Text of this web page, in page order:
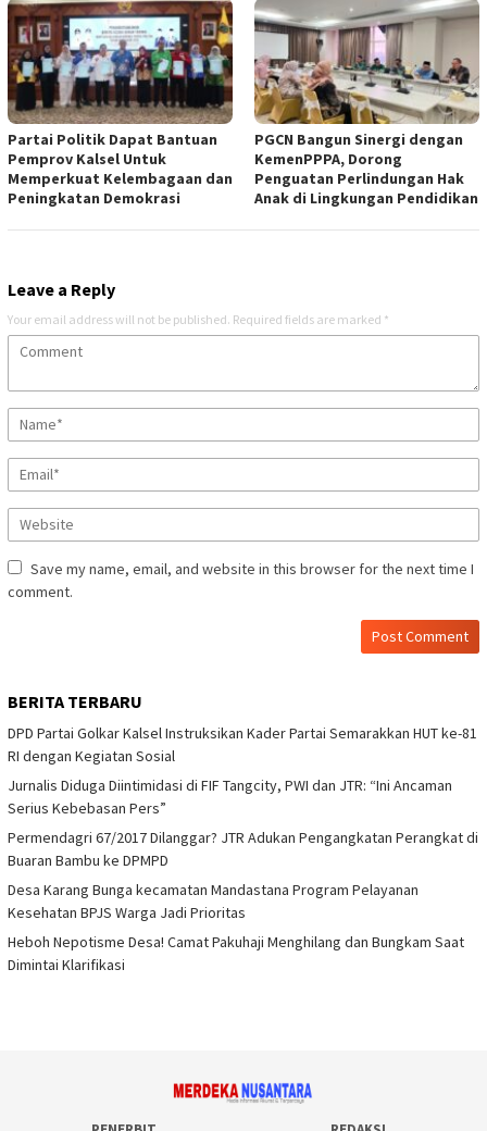
Partai Politik Dapat Bantuan
Pemprov Kalsel Untuk
Memperkuat Kelembagaan dan
Peningkatan Demokrasi
PGCN Bangun Sinergi dengan
KemenPPPA, Dorong
Penguatan Perlindungan Hak
Anak di Lingkungan Pendidikan
Leave a Reply
Your email address will not be published. Required fields are marked *
Save my name, email, and website in this browser for the next time I
comment.
BERITA TERBARU
DPD Partai Golkar Kalsel Instruksikan Kader Partai Semarakkan HUT ke-81
RI dengan Kegiatan Sosial
Jurnalis Diduga Diintimidasi di FIF Tangcity, PWI dan JTR: “Ini Ancaman
Serius Kebebasan Pers”
Permendagri 67/2017 Dilanggar? JTR Adukan Pengangkatan Perangkat di
Buaran Bambu ke DPMPD
Desa Karang Bunga kecamatan Mandastana Program Pelayanan
Kesehatan BPJS Warga Jadi Prioritas
Heboh Nepotisme Desa! Camat Pakuhaji Menghilang dan Bungkam Saat
Dimintai Klarifikasi